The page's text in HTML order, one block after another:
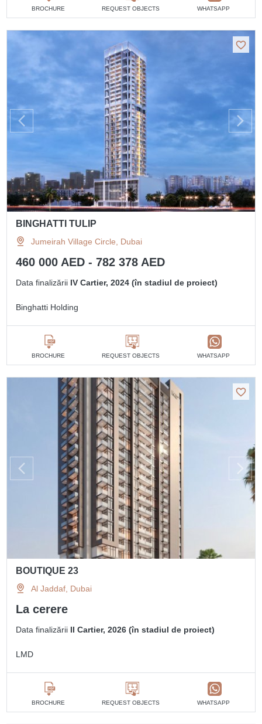
BROCHURE REQUEST OBJECTS WHATSAPP
BINGHATTI TULIP
Jumeirah Village Circle, Dubai
460 000 AED - 782 378 AED
Data finalizării IV Cartier, 2024 (în stadiul de proiect)
Binghatti Holding
BROCHURE REQUEST OBJECTS WHATSAPP
BOUTIQUE 23
Al Jaddaf, Dubai
La cerere
Data finalizării II Cartier, 2026 (în stadiul de proiect)
LMD
BROCHURE REQUEST OBJECTS WHATSAPP